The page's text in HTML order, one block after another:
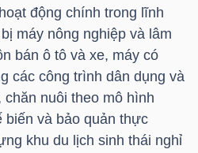
động chính trong lĩnh
máy nông nghiệp và lâm
bán ô tô và xe, máy có
các công trình dân dụng và
nuôi theo mô hình
biến và bảo quản thực
khu du lịch sinh thái nghỉ